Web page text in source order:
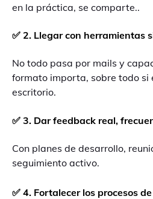
en la práctica, se comparte..
✅ 2. Llegar con herramientas
No todo pasa por mails y
formato importa, sobre todo si
escritorio.
✅ 3. Dar feedback real,
Con planes de desarrollo,
seguimiento activo.
✅ 4. Fortalecer los procesos